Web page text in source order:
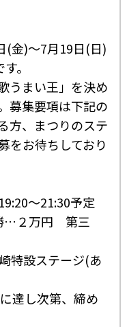
(金)～7月19日(日)
。
うまい王」を決め
募集要項は下記の
方、まつりのステ
をお待ちしており
～21:30予定
…２万円 第三
特設ステージ(あ
達し次第、締め